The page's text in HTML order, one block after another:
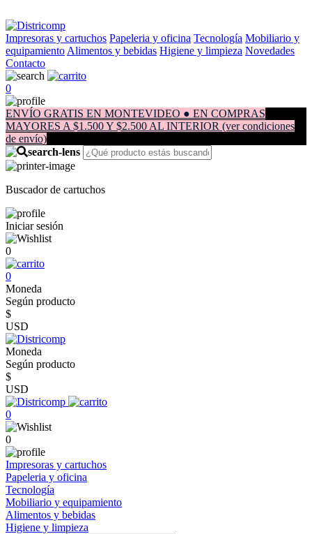
Impresoras y cartuchos Papeleria y oficina Tecnología Mobiliario y
equipamiento Alimentos y bebidas Higiene y limpieza Novedades
Contacto
0
ENVÍO GRATIS EN MONTEVIDEO ● EN COMPRAS
MAYORES A $1.500 Y $2.500 AL INTERIOR (ver condiciones
de envío)
Buscador de cartuchos
Iniciar sesión
0
0
Moneda
Según producto
$
USD
Moneda
Según producto
$
USD
0
0
Impresoras y cartuchos
Papeleria y oficina
Tecnología
Mobiliario y equipamiento
Alimentos y bebidas
Higiene y limpieza